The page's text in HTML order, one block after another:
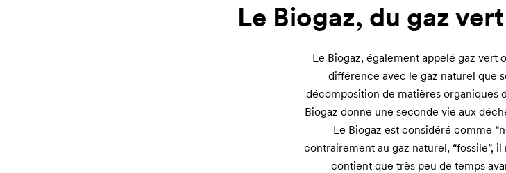
Le Biogaz, du gaz
Le Biogaz, également appelé gaz vert
différence avec le gaz naturel que
décomposition de matières organiques
Biogaz donne une seconde vie aux
Le Biogaz est considéré comme
contrairement au gaz naturel, “fossile”, il
contient que très peu de temps